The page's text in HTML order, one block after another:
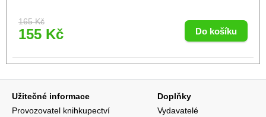
165 Kč
155 Kč
Užitečné informace
Provozovatel knihkupectví
Doplňky
Vydavatelé